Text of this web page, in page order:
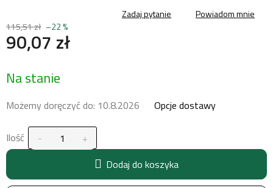
115,51 zł –22 %
90,07 zł
jednostkowa:
Na stanie
Możemy doręczyć do: 10.8.2026 Opcje dostawy
Ilość
Dodaj do koszyka
Zadaj pytanie Powiadom mnie